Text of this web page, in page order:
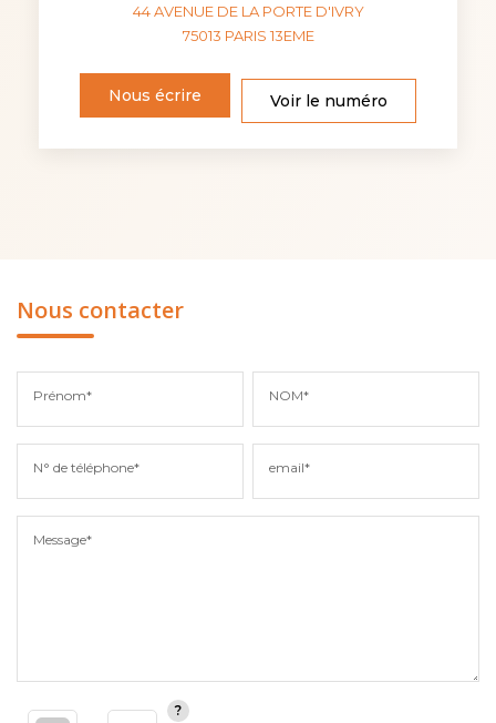
44 AVENUE DE LA PORTE D'IVRY
75013 PARIS 13EME
Nous écrire Voir le numéro
Nous contacter
Prénom* NOM*
N° de téléphone* email*
Message*